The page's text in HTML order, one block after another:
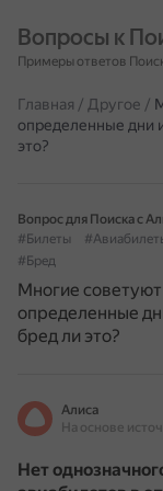
Вопросы к
Примеры ответов
Главная / Другое /
определенные дни
это?
Вопрос для Поиска с
#Билеты
#Бред
Многие
определенные
бред ли это?
Алиса
Нет